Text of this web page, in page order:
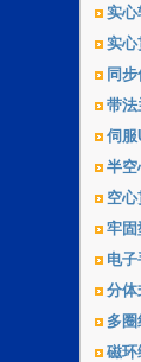
实心
实心
同
带法
伺服
半空
空
牢固
电
分体
多
磁环